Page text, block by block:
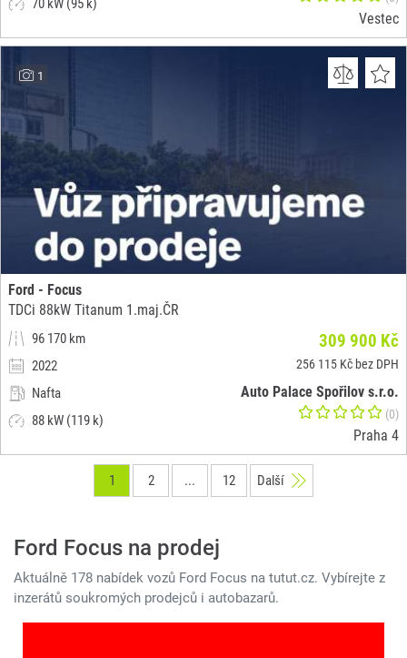
70 kW (95 k)
Vestec
1
Ford - Focus
TDCi 88kW Titanum 1.maj.ČR
96 170 km
2022
Nafta
88 kW (119 k)
309 900 Kč
256 115 Kč bez DPH
Auto Palace Spořilov s.r.o.
(0)
Praha 4
1 2 ... 12 Další
Ford Focus na prodej
Aktuálně 178 nabídek vozů Ford Focus na tutut.cz. Vybírejte z
inzerátů soukromých prodejců i autobazarů.